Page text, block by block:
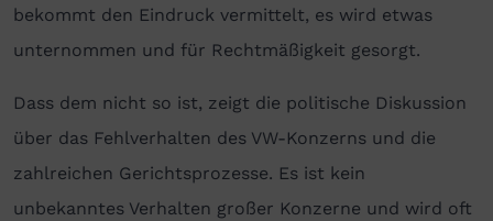
bekommt den Eindruck vermittelt, es wird etwas
unternommen und für Rechtmäßigkeit gesorgt.
Dass dem nicht so ist, zeigt die politische Diskussion
über das Fehlverhalten des VW-Konzerns und die
zahlreichen Gerichtsprozesse. Es ist kein
unbekanntes Verhalten großer Konzerne und wird oft